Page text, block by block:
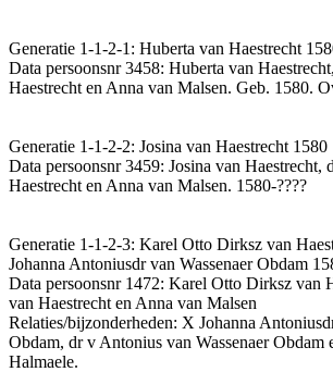
Generatie 1-1-2-1: Huberta van Haestrecht
Data persoonsnr 3458: Huberta van
Haestrecht en Anna van Malsen. Geb. 1580.
Generatie 1-1-2-2: Josina van Haestrecht 1580
Data persoonsnr 3459: Josina van Haestrecht,
Haestrecht en Anna van Malsen. 1580-????
Generatie 1-1-2-3: Karel Otto Dirksz van
Johanna Antoniusdr van Wassenaer Obdam
Data persoonsnr 1472: Karel Otto Dirksz van
van Haestrecht en Anna van Malsen
Relaties/bijzonderheden: X Johanna
Obdam, dr v Antonius van Wassenaer Obdam
Halmaele.